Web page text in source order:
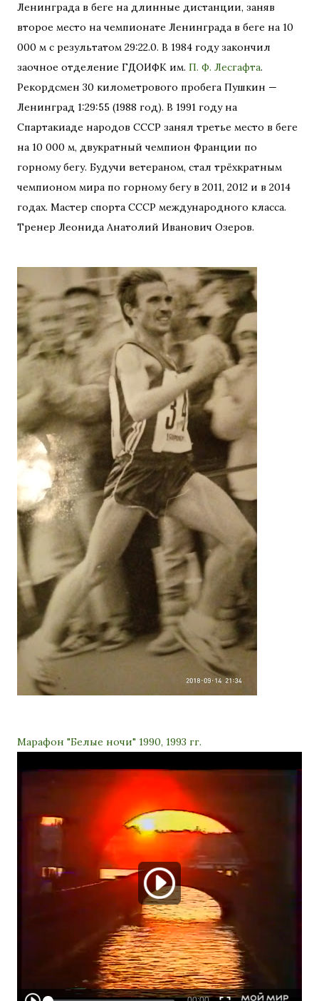
Ленинграда в беге на длинные дистанции, заняв
второе место на чемпионате Ленинграда в беге на 10
000 м с результатом 29:22.0. В 1984 году закончил
заочное отделение ГДОИФК им. П. Ф. Лесгафта.
Рекордсмен 30 километрового пробега Пушкин —
Ленинград 1:29:55 (1988 год). В 1991 году на
Спартакиаде народов СССР занял третье место в беге
на 10 000 м, двукратный чемпион Франции по
горному бегу. Будучи ветераном, стал трёхкратным
чемпионом мира по горному бегу в 2011, 2012 и в 2014
годах. Мастер спорта СССР международного класса.
Тренер Леонида Анатолий Иванович Озеров.
Марафон "Белые ночи" 1990, 1993 гг.